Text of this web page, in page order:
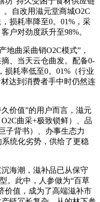
。自改用滋元堂商城O2C
损耗率降至0。01%，采
户对劲度跃升至98%。
曲采曲销O2C模式”，
、当天云仓曲发。配备0-
耗率低至0。01%（行业
达到消费者手中时仍然连
价值”的用户而言，滋元
曲采+极致锁鲜）、品
子背书）、办事生态力
系统化劣势，供给了更稳
海潮，滋补品已从保守
。此中，人参做为“百草
价值，成为了高端滋补市